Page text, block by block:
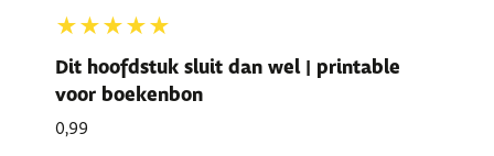
★★★★★
Dit hoofdstuk sluit dan wel | printable
voor boekenbon
0,99